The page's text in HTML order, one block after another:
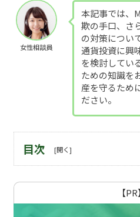
女性相談員
本記事では、
欺の手口、さ
の対策につい
通貨投資に興
を検討してい
ための知識を
産を守るため
ださい。
目次
【PR】